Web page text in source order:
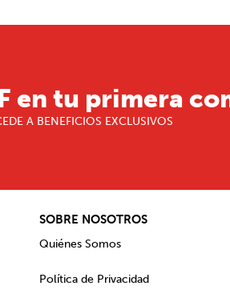
en tu primera
A BENEFICIOS EXCLUSIVOS
SOBRE NOSOTROS
Quiénes Somos
Política de Privacidad